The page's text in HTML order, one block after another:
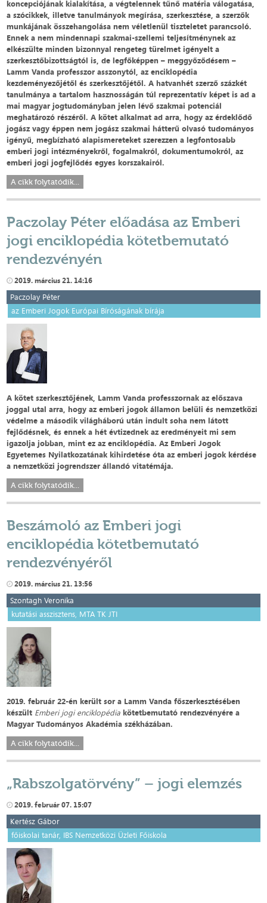
koncepciójának kialakítása, a végtelennek tűnő matéria válogatása,
a szócikkek, illetve tanulmányok megírása, szerkesztése, a szerzők
munkájának összehangolása nem véletlenül tiszteletet parancsoló.
Ennek a nem mindennapi szakmai-szellemi teljesítménynek az
elkészülte minden bizonnyal rengeteg türelmet igényelt a
szerkesztőbizottságtól is, de legfőképpen – meggyőződésem –
Lamm Vanda professzor asszonytól, az enciklopédia
kezdeményezőjétől és szerkesztőjétől. A hatvanhét szerző százkét
tanulmánya a tartalom hasznosságán túl reprezentatív képet is ad a
mai magyar jogtudományban jelen lévő szakmai potenciál
meghatározó részéről. A kötet alkalmat ad arra, hogy az érdeklődő
jogász vagy éppen nem jogász szakmai hátterű olvasó tudományos
igényű, megbízható alapismereteket szerezzen a legfontosabb
emberi jogi intézményekről, fogalmakról, dokumentumokról, az
emberi jogi jogfejlődés egyes korszakairól.
A cikk folytatódik...
Paczolay Péter előadása az Emberi
jogi enciklopédia kötetbemutató
rendezvényén
2019. március 21. 14:16
Paczolay Péter
az Emberi Jogok Európai Bíróságának bírája
A kötet szerkesztőjének, Lamm Vanda professzornak az előszava
joggal utal arra, hogy az emberi jogok államon belüli és nemzetközi
védelme a második világháború után indult soha nem látott
fejlődésnek, és ennek a hét évtizednek az eredményeit mi sem
igazolja jobban, mint ez az enciklopédia. Az Emberi Jogok
Egyetemes Nyilatkozatának kihirdetése óta az emberi jogok kérdése
a nemzetközi jogrendszer állandó vitatémája.
A cikk folytatódik...
Beszámoló az Emberi jogi
enciklopédia kötetbemutató
rendezvényéről
2019. március 21. 13:56
Szontagh Veronika
kutatási asszisztens, MTA TK JTI
2019. február 22-én került sor a Lamm Vanda főszerkesztésében
készült Emberi jogi enciklopédia kötetbemutató rendezvényére a
Magyar Tudományos Akadémia székházában.
A cikk folytatódik...
„Rabszolgatörvény” – jogi elemzés
2019. február 07. 15:07
Kertész Gábor
főiskolai tanár, IBS Nemzetközi Üzleti Főiskola